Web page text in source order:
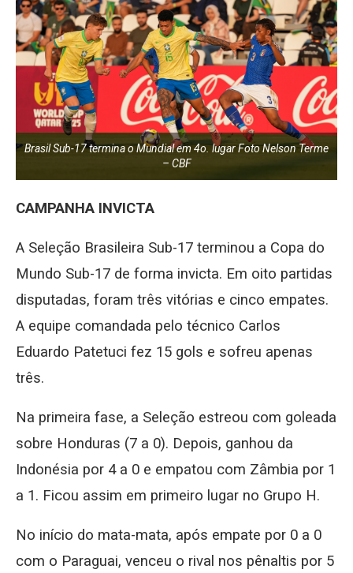
Brasil Sub-17 termina o Mundial em 4o. lugar Foto Nelson Terme
– CBF
CAMPANHA INVICTA
A Seleção Brasileira Sub-17 terminou a Copa do
Mundo Sub-17 de forma invicta. Em oito partidas
disputadas, foram três vitórias e cinco empates.
A equipe comandada pelo técnico Carlos
Eduardo Patetuci fez 15 gols e sofreu apenas
três.
Na primeira fase, a Seleção estreou com goleada
sobre Honduras (7 a 0). Depois, ganhou da
Indonésia por 4 a 0 e empatou com Zâmbia por 1
a 1. Ficou assim em primeiro lugar no Grupo H.
No início do mata-mata, após empate por 0 a 0
com o Paraguai, venceu o rival nos pênaltis por 5